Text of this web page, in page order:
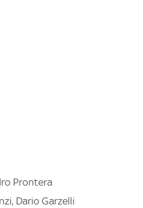
Prontera
Dario Garzelli